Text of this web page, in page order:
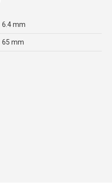
6.4 mm
65 mm